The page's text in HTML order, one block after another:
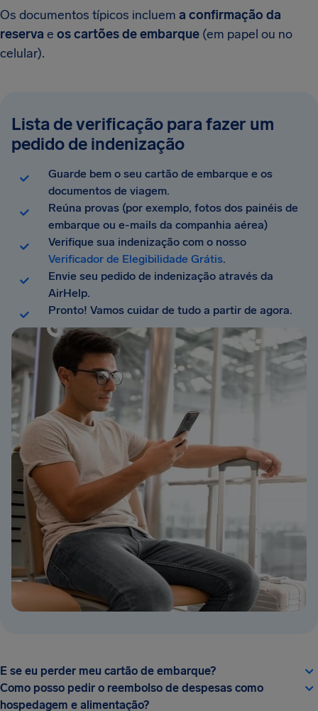
Os documentos típicos incluem a confirmação da
reserva e os cartões de embarque (em papel ou no
celular).
Lista de verificação para fazer um
pedido de indenização
Guarde bem o seu cartão de embarque e os
documentos de viagem.
Reúna provas (por exemplo, fotos dos painéis de
embarque ou e-mails da companhia aérea)
Verifique sua indenização com o nosso
Verificador de Elegibilidade Grátis.
Envie seu pedido de indenização através da
AirHelp.
Pronto! Vamos cuidar de tudo a partir de agora.
E se eu perder meu cartão de embarque?
Como posso pedir o reembolso de despesas como
hospedagem e alimentação?